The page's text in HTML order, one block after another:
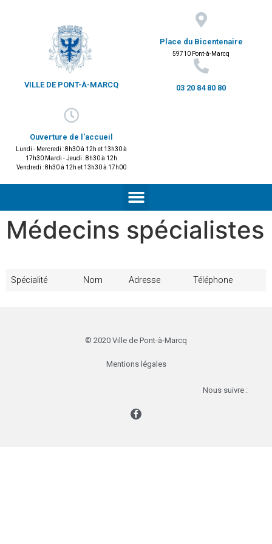
VILLE DE PONT-À-MARCQ
Place du Bicentenaire
59710 Pont-à-Marcq
03 20 84 80 80
Ouverture de l'accueil
Lundi - Mercredi : 8h30 à 12h et 13h30 à
17h30 Mardi - Jeudi : 8h30 à 12h
Vendredi : 8h30 à 12h et 13h30 à 17h00
Médecins spécialistes
Spécialité Nom Adresse Téléphone
© 2020 Ville de Pont-à-Marcq
Mentions légales
Nous suivre :